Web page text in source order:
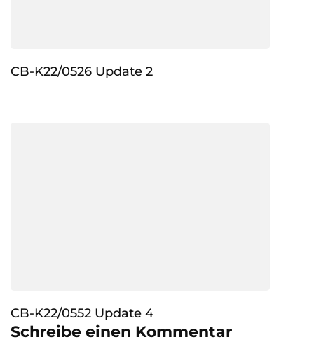
CB-K22/0526 Update 2
CB-K22/0552 Update 4
Schreibe einen Kommentar